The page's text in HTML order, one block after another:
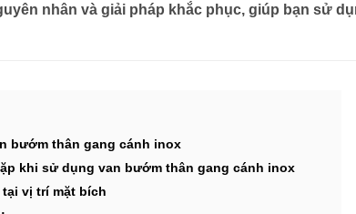
nhân và giải pháp khắc phục, giúp bạn sử
bướm thân gang cánh inox
khi sử dụng van bướm thân gang cánh inox
tại vị trí mặt bích